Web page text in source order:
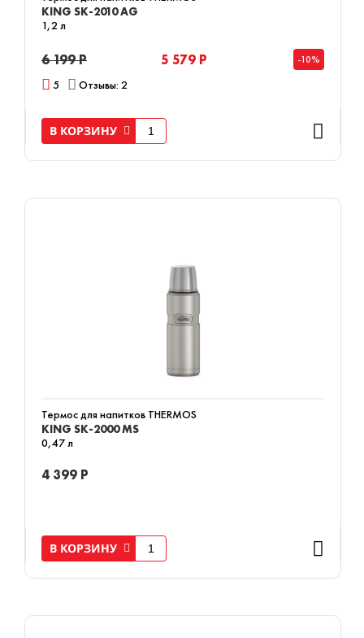
KING SK-2010 AG
1,2 л
6 199 Р 5 579 Р -10%
5 Отзывы: 2
В КОРЗИНУ
Термос для напитков THERMOS
KING SK-2000 MS
0,47 л
4 399 Р
В КОРЗИНУ